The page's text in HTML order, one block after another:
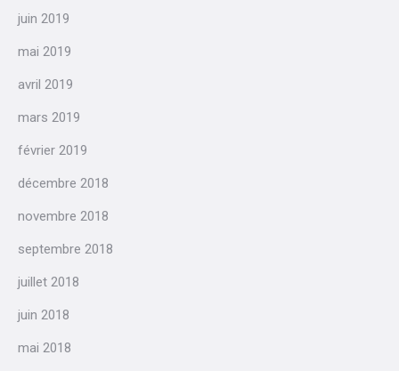
juin 2019
mai 2019
avril 2019
mars 2019
février 2019
décembre 2018
novembre 2018
septembre 2018
juillet 2018
juin 2018
mai 2018